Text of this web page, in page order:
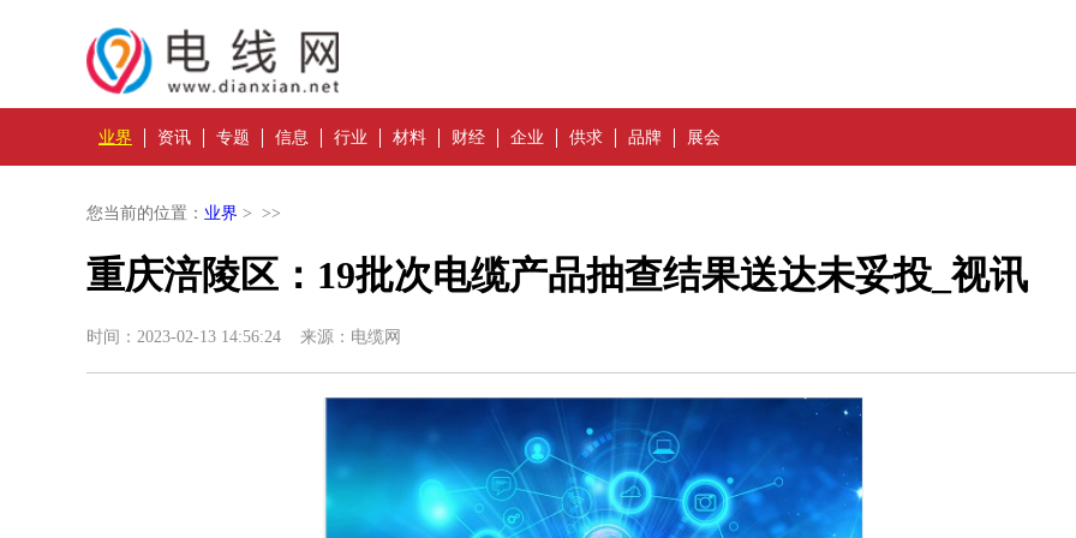
业界 资讯 专题 信息 行业 材料 财经 企业 供求 品牌 展会
您当前的位置： 业界 > >>
重庆涪陵区：19批次电缆产品抽查结果送达未妥投_视讯
时间：2023-02-13 14:56:24 来源：电缆网